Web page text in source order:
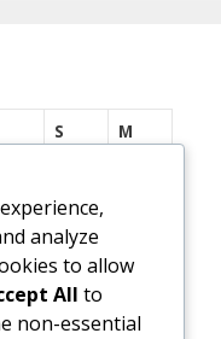
S
M
8
15
16
22
analyze
to allow
All to
non-essential